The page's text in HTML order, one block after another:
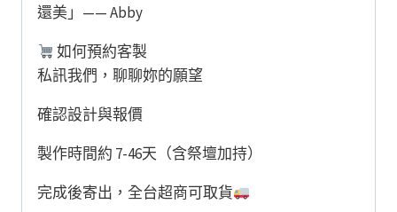
還美」—— Abby
如何預約客製
私訊我們，聊聊妳的願望
確認設計與報價
製作時間約 7-46天（含祭壇加持）
完成後寄出，全台超商可取貨